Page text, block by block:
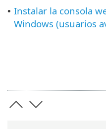
• Instalar la consola
Windows (usuarios